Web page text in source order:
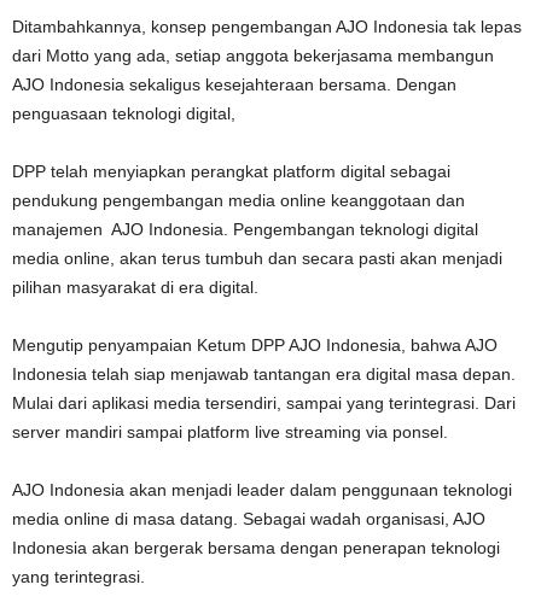
Ditambahkannya, konsep pengembangan AJO Indonesia tak lepas
dari Motto yang ada, setiap anggota bekerjasama membangun
AJO Indonesia sekaligus kesejahteraan bersama. Dengan
penguasaan teknologi digital,
DPP telah menyiapkan perangkat platform digital sebagai
pendukung pengembangan media online keanggotaan dan
manajemen AJO Indonesia. Pengembangan teknologi digital
media online, akan terus tumbuh dan secara pasti akan menjadi
pilihan masyarakat di era digital.
Mengutip penyampaian Ketum DPP AJO Indonesia, bahwa AJO
Indonesia telah siap menjawab tantangan era digital masa depan.
Mulai dari aplikasi media tersendiri, sampai yang terintegrasi. Dari
server mandiri sampai platform live streaming via ponsel.
AJO Indonesia akan menjadi leader dalam penggunaan teknologi
media online di masa datang. Sebagai wadah organisasi, AJO
Indonesia akan bergerak bersama dengan penerapan teknologi
yang terintegrasi.